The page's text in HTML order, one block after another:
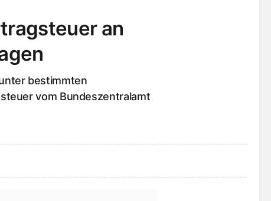
an
bestimmten
vom Bundeszentralamt